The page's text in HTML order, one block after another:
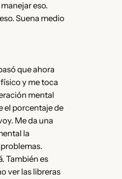
eso.
Suena medio
que ahora
y me toca
mental
el porcentaje de
Me da una
la
También es
ver las libreras